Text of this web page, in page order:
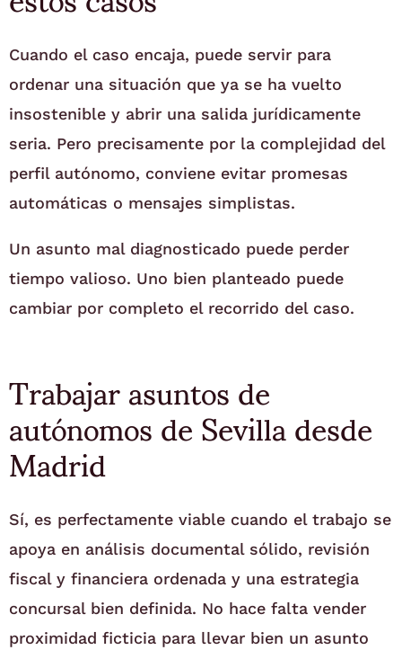
Cuando el caso encaja, puede servir para
ordenar una situación que ya se ha vuelto
insostenible y abrir una salida jurídicamente
seria. Pero precisamente por la complejidad del
perfil autónomo, conviene evitar promesas
automáticas o mensajes simplistas.
Un asunto mal diagnosticado puede perder
tiempo valioso. Uno bien planteado puede
cambiar por completo el recorrido del caso.
Trabajar asuntos de
autónomos de Sevilla desde
Madrid
Sí, es perfectamente viable cuando el trabajo se
apoya en análisis documental sólido, revisión
fiscal y financiera ordenada y una estrategia
concursal bien definida. No hace falta vender
proximidad ficticia para llevar bien un asunto